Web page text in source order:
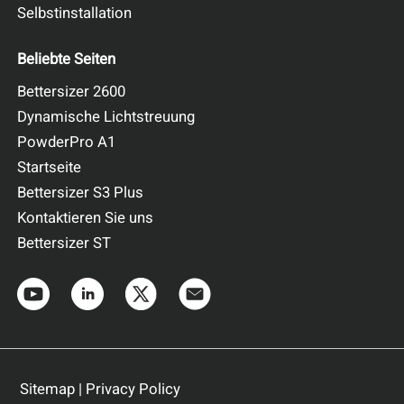
Partikels, der das gleiche Diffusionsverhalten wie eine ideale Kugel
dieses Radius besitzt.
Selbstinstallation
Beliebte Seiten
Bettersizer 2600
Dynamische Lichtstreuung
PowderPro A1
Startseite
Bettersizer S3 Plus
Kontaktieren Sie uns
Bettersizer ST
Sitemap| Privacy Policy